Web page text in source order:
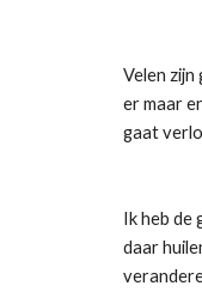
Velen
er maar
gaat
Ik heb de
daar